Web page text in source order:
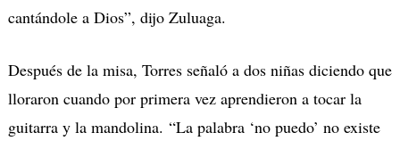
cantándole a Dios”, dijo Zuluaga.
Después de la misa, Torres señaló a dos niñas diciendo que
lloraron cuando por primera vez aprendieron a tocar la
guitarra y la mandolina. “La palabra ‘no puedo’ no existe